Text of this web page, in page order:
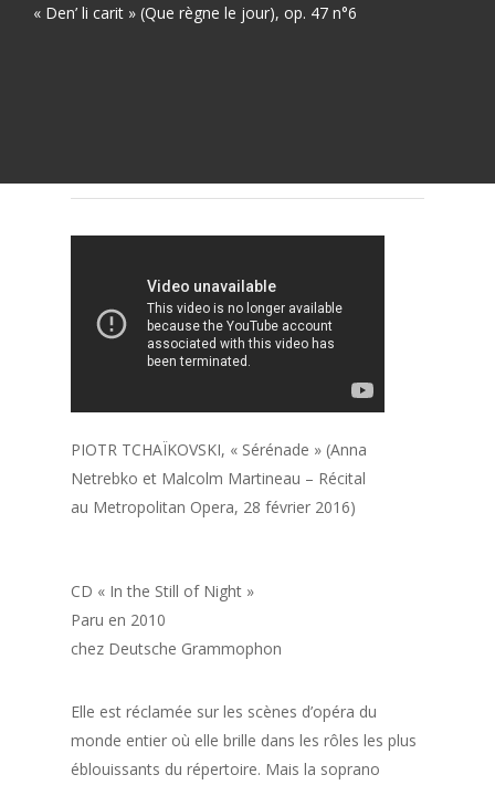
« Den’ li carit » (Que règne le jour), op. 47 n°6
PIOTR TCHAÏKOVSKI, « Sérénade » (Anna
Netrebko et Malcolm Martineau – Récital
au Metropolitan Opera, 28 février 2016)
CD « In the Still of Night »
Paru en 2010
chez Deutsche Grammophon
Elle est réclamée sur les scènes d’opéra du
monde entier où elle brille dans les rôles les plus
éblouissants du répertoire. Mais la soprano